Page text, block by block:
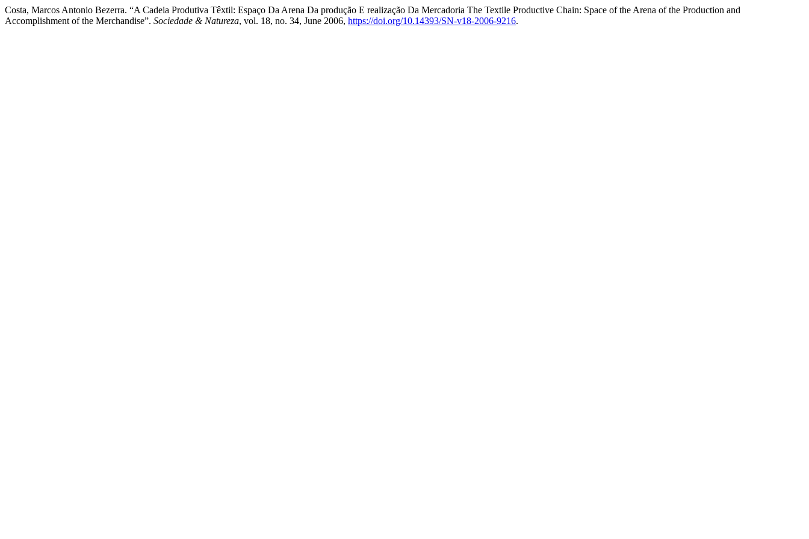
Costa, Marcos Antonio Bezerra. “A Cadeia Produtiva Têxtil: Espaço Da Arena Da produção E realização Da Mercadoria The Textile Productive Chain: Space of the Arena of the Production and
Accomplishment of the Merchandise”. Sociedade & Natureza, vol. 18, no. 34, June 2006, https://doi.org/10.14393/SN-v18-2006-9216.